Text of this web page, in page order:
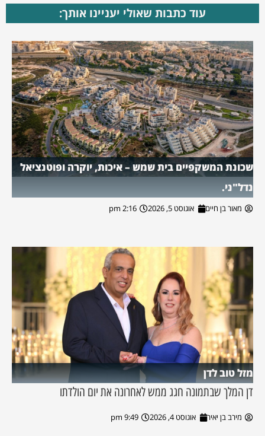
עוד כתבות שאולי יעניינו אותך:
שכונת המשקפיים בית שמש – איכות, יוקרה ופוטנציאל
נדל"ני.
מאור בן חיים אוגוסט 5, 2026 2:16 pm
מזל טוב לדן
דן המלך שבתמונה חגג ממש לאחרונה את יום הולדתו
מירב בן יאיר אוגוסט 4, 2026 9:49 pm